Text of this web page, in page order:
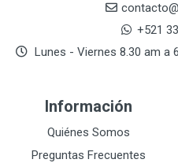
DEWALT ACCESORIOS
DEWALT HTA.MANUAL
DREMEL
+521
Lunes - Viernes 8.30 am a
Información
Quiénes Somos
Preguntas Frecuentes